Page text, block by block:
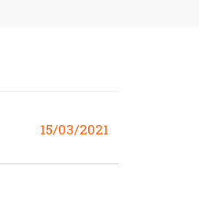
15/03/2021